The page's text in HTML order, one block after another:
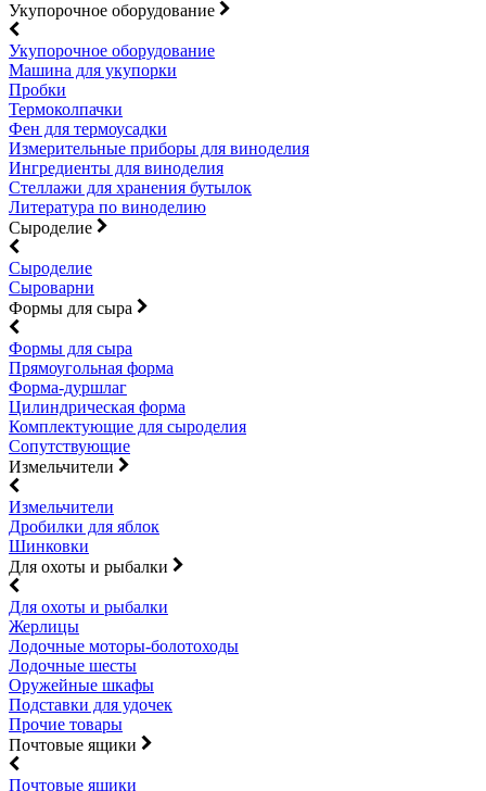
Укупорочное оборудование
Укупорочное оборудование
Машина для укупорки
Пробки
Термоколпачки
Фен для термоусадки
Измерительные приборы для виноделия
Ингредиенты для виноделия
Стеллажи для хранения бутылок
Литература по виноделию
Сыроделие
Сыроделие
Сыроварни
Формы для сыра
Формы для сыра
Прямоугольная форма
Форма-дуршлаг
Цилиндрическая форма
Комплектующие для сыроделия
Сопутствующие
Измельчители
Измельчители
Дробилки для яблок
Шинковки
Для охоты и рыбалки
Для охоты и рыбалки
Жерлицы
Лодочные моторы-болотоходы
Лодочные шесты
Оружейные шкафы
Подставки для удочек
Прочие товары
Почтовые ящики
Почтовые ящики